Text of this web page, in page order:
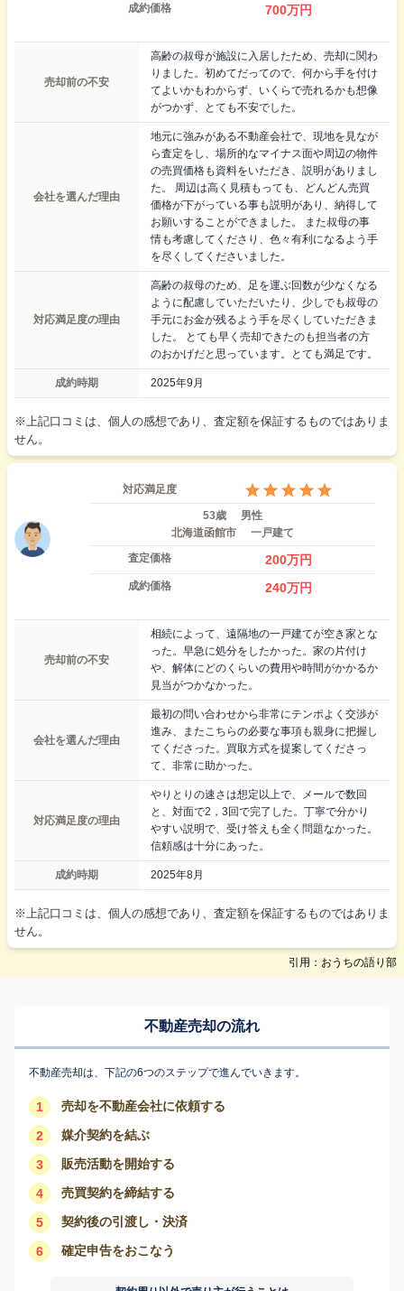
成約価格 700万円
売却前の不安
高齢の叔母が施設に入居したため、売却に関わ
りました。初めてだってので、何から手を付け
てよいかもわからず、いくらで売れるかも想像
がつかず、とても不安でした。
会社を選んだ理由
地元に強みがある不動産会社で、現地を見なが
ら査定をし、場所的なマイナス面や周辺の物件
の売買価格も資料をいただき、説明がありまし
た。 周辺は高く見積もっても、どんどん売買
価格が下がっている事も説明があり、納得して
お願いすることができました。 また叔母の事
情も考慮してくださり、色々有利になるよう手
を尽くしてくださいました。
対応満足度の理由
高齢の叔母のため、足を運ぶ回数が少なくなる
ように配慮していただいたり、少しでも叔母の
手元にお金が残るよう手を尽くしていただきま
した。 とても早く売却できたのも担当者の方
のおかげだと思っています。とても満足です。
成約時期 2025年9月
※上記口コミは、個人の感想であり、査定額を保証するものではありま
せん。
対応満足度
53歳
男性
北海道函館市
一戸建て
査定価格
200万円
成約価格 240万円
売却前の不安
相続によって、遠隔地の一戸建てが空き家とな
った。早急に処分をしたかった。家の片付け
や、解体にどのくらいの費用や時間がかかるか
見当がつかなかった。
会社を選んだ理由
最初の問い合わせから非常にテンポよく交渉が
進み、またこちらの必要な事項も親身に把握し
てくださった。買取方式を提案してくださっ
て、非常に助かった。
対応満足度の理由
やりとりの速さは想定以上で、メールで数回
と、対面で2，3回で完了した。丁寧で分かり
やすい説明で、受け答えも全く問題なかった。
信頼感は十分にあった。
成約時期 2025年8月
※上記口コミは、個人の感想であり、査定額を保証するものではありま
せん。
引用：おうちの語り部
不動産売却の流れ
不動産売却は、下記の6つのステップで進んでいきます。
1 売却を不動産会社に依頼する
2 媒介契約を結ぶ
3 販売活動を開始する
4 売買契約を締結する
5 契約後の引渡し・決済
6 確定申告をおこなう